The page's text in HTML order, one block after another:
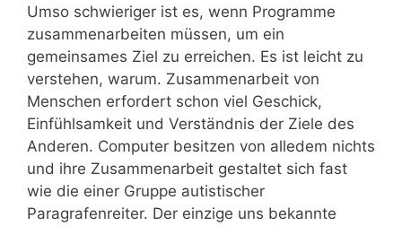
Umso schwieriger ist es, wenn Programme
zusammenarbeiten müssen, um ein
gemeinsames Ziel zu erreichen. Es ist leicht zu
verstehen, warum. Zusammenarbeit von
Menschen erfordert schon viel Geschick,
Einfühlsamkeit und Verständnis der Ziele des
Anderen. Computer besitzen von alledem nichts
und ihre Zusammenarbeit gestaltet sich fast
wie die einer Gruppe autistischer
Paragrafenreiter. Der einzige uns bekannte